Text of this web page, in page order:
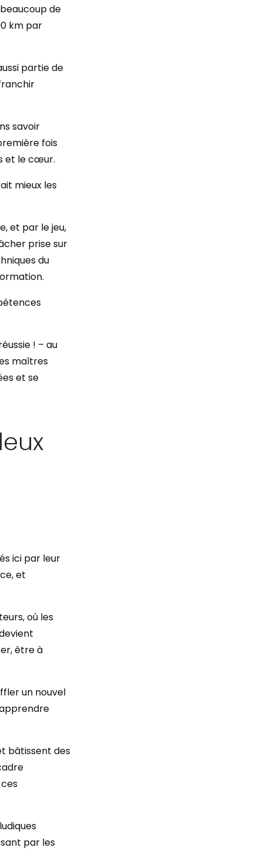
de
km par
partie de
savoir
fois
et le cœur.
mieux les
et par le jeu,
prise sur
du
! – au
maîtres
et se
ici par leur
et
où les
être à
un nouvel
bâtissent des
par les